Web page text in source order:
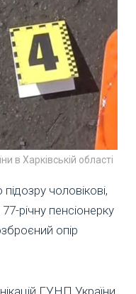
в Харківській області
чоловікові,
річну пенсіонерку
опір